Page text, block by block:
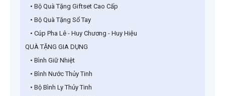
• Bộ Quà Tặng Giftset Cao Cấp
• Bộ Quà Tặng Sổ Tay
• Cúp Pha Lê - Huy Chương - Huy Hiệu
QUÀ TẶNG GIA DỤNG
• Bình Giữ Nhiệt
• Bình Nước Thủy Tinh
• Bộ Bình Ly Thủy Tinh